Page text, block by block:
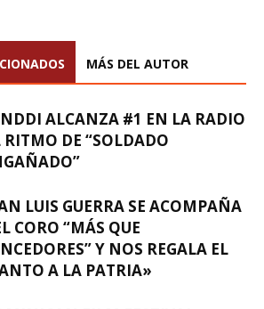
MÁS DEL AUTOR
ALCANZA #1 EN LA RADIO
RITMO DE “SOLDADO
LUIS GUERRA SE ACOMPAÑA
CORO “MÁS QUE
Y NOS REGALA EL
A LA PATRIA»